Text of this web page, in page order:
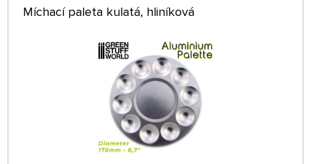
Míchací paleta kulatá, hliníková